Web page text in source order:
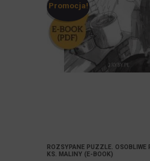
Promocja!
ROZSYPANE PUZZLE. OSOBLIWE
KS. MALINY (E-BOOK)